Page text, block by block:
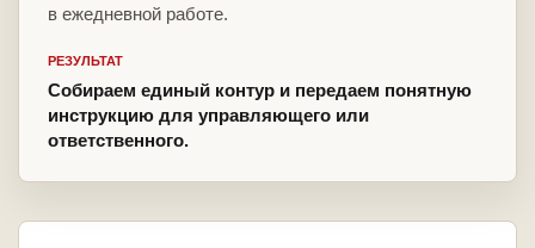
в ежедневной работе.
РЕЗУЛЬТАТ
Собираем единый контур и передаем понятную
инструкцию для управляющего или
ответственного.